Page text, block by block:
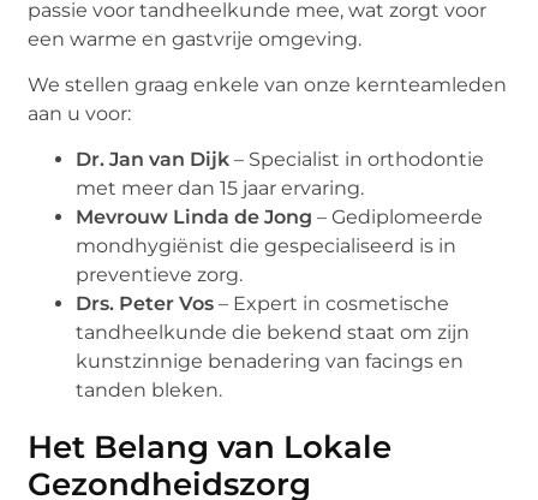
passie voor tandheelkunde mee, wat zorgt voor
een warme en gastvrije omgeving.
We stellen graag enkele van onze kernteamleden
aan u voor:
Dr. Jan van Dijk – Specialist in orthodontie
met meer dan 15 jaar ervaring.
Mevrouw Linda de Jong – Gediplomeerde
mondhygiënist die gespecialiseerd is in
preventieve zorg.
Drs. Peter Vos – Expert in cosmetische
tandheelkunde die bekend staat om zijn
kunstzinnige benadering van facings en
tanden bleken.
Het Belang van Lokale
Gezondheidszorg